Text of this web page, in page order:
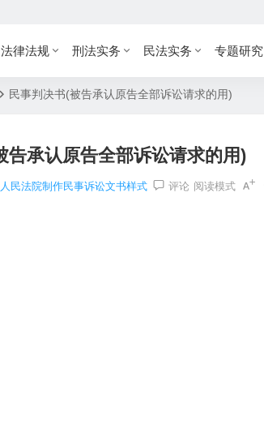
法律法规 刑法实务 民法实务 专题研究
民事判决书(被告承认原告全部诉讼请求的用)
告承认原告全部诉讼请求的用)
人民法院制作民事诉讼文书样式 评论 阅读模式